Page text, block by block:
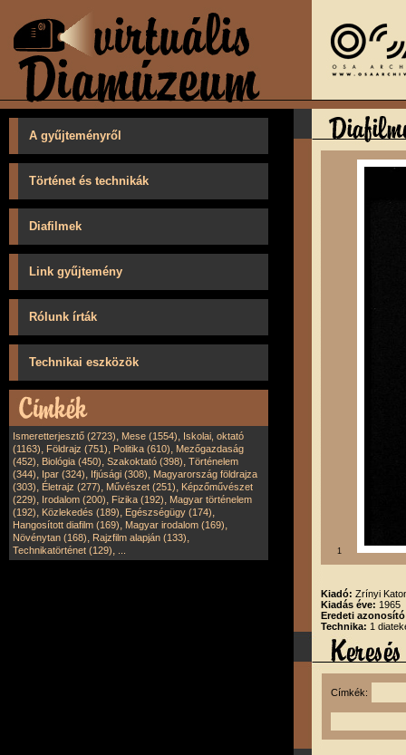
A gyűjteményről
Történet és technikák
Diafilmek
Link gyűjtemény
Rólunk írták
Technikai eszközök
Ismeretterjesztő (2723), Mese (1554), Iskolai, oktató
(1163), Földrajz (751), Politika (610), Mezőgazdaság
(452), Biológia (450), Szakoktató (398), Történelem
(344), Ipar (324), Ifjúsági (308), Magyarország földrajza
(303), Életrajz (277), Művészet (251), Képzőművészet
(229), Irodalom (200), Fizika (192), Magyar történelem
(192), Közlekedés (189), Egészségügy (174),
Hangosított diafilm (169), Magyar irodalom (169),
Növénytan (168), Rajzfilm alapján (133),
Technikatörténet (129), 1
Kiadó: Zrínyi
Kiadás éve: 1965
Eredeti
Technika: 1
Címkék: